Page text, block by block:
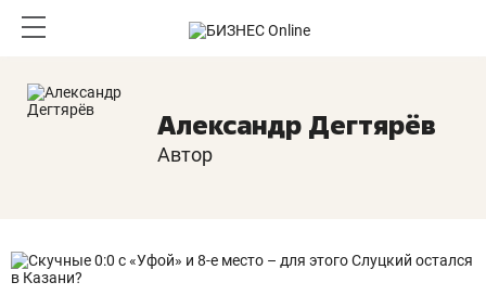
Александр Дегтярёв
Автор